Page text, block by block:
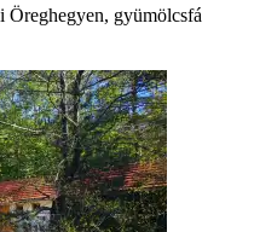
Öreghegyen, gyümölcsfá